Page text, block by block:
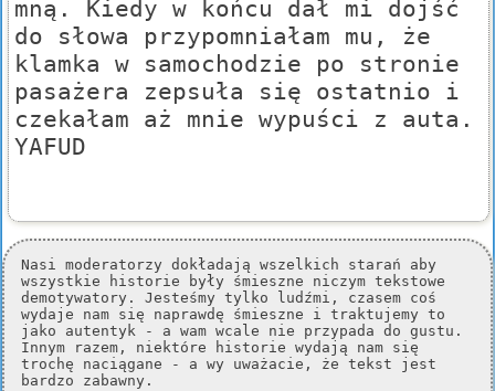
mną. Kiedy w końcu dał mi dojść
do słowa przypomniałam mu, że
klamka w samochodzie po stronie
pasażera zepsuła się ostatnio i
czekałam aż mnie wypuści z auta.
YAFUD
Nasi moderatorzy dokładają wszelkich starań aby
wszystkie historie były śmieszne niczym tekstowe
demotywatory. Jesteśmy tylko ludźmi, czasem coś
wydaje nam się naprawdę śmieszne i traktujemy to
jako autentyk - a wam wcale nie przypada do gustu.
Innym razem, niektóre historie wydają nam się
trochę naciągane - a wy uważacie, że tekst jest
bardzo zabawny.